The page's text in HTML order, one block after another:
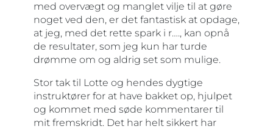
med overvægt og manglet vilje til at gøre
noget ved den, er det fantastisk at opdage,
at jeg, med det rette spark i r…., kan opnå
de resultater, som jeg kun har turde
drømme om og aldrig set som mulige.
Stor tak til Lotte og hendes dygtige
instruktører for at have bakket op, hjulpet
og kommet med søde kommentarer til
mit fremskridt. Det har helt sikkert har